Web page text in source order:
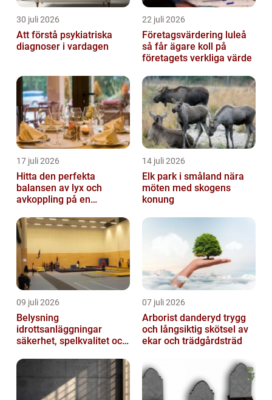
30 juli 2026
Att förstå psykiatriska
diagnoser i vardagen
22 juli 2026
Företagsvärdering luleå
så får ägare koll på
företagets verkliga värde
17 juli 2026
Hitta den perfekta
balansen av lyx och
avkoppling på en
Östermalm
14 juli 2026
Elk park i småland nära
möten med skogens
konung
09 juli 2026
Belysning
idrottsanläggningar
säkerhet, spelkvalitet och
07 juli 2026
Arborist danderyd trygg
och långsiktig skötsel av
ekar och trädgårdsträd